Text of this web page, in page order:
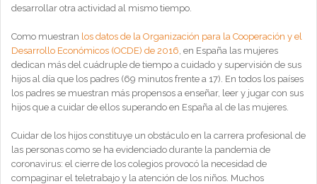
desarrollar otra actividad al mismo tiempo.
Como muestran los datos de la Organización para la Cooperación y el
Desarrollo Económicos (OCDE) de 2016, en España las mujeres
dedican más del cuádruple de tiempo a cuidado y supervisión de sus
hijos al día que los padres (69 minutos frente a 17). En todos los países
los padres se muestran más propensos a enseñar, leer y jugar con sus
hijos que a cuidar de ellos superando en España al de las mujeres.
Cuidar de los hijos constituye un obstáculo en la carrera profesional de
las personas como se ha evidenciado durante la pandemia de
coronavirus: el cierre de los colegios provocó la necesidad de
compaginar el teletrabajo y la atención de los niños. Muchos